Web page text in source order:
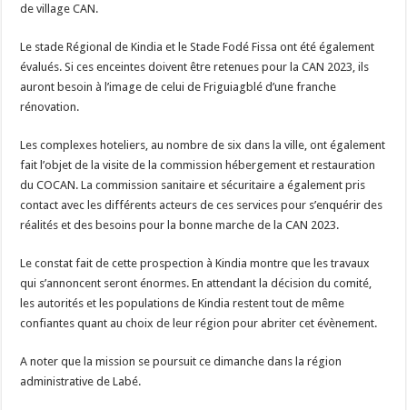
de village CAN.
Le stade Régional de Kindia et le Stade Fodé Fissa ont été également
évalués. Si ces enceintes doivent être retenues pour la CAN 2023, ils
auront besoin à l’image de celui de Friguiagblé d’une franche
rénovation.
Les complexes hoteliers, au nombre de six dans la ville, ont également
fait l’objet de la visite de la commission hébergement et restauration
du COCAN. La commission sanitaire et sécuritaire a également pris
contact avec les différents acteurs de ces services pour s’enquérir des
réalités et des besoins pour la bonne marche de la CAN 2023.
Le constat fait de cette prospection à Kindia montre que les travaux
qui s’annoncent seront énormes. En attendant la décision du comité,
les autorités et les populations de Kindia restent tout de même
confiantes quant au choix de leur région pour abriter cet évènement.
A noter que la mission se poursuit ce dimanche dans la région
administrative de Labé.